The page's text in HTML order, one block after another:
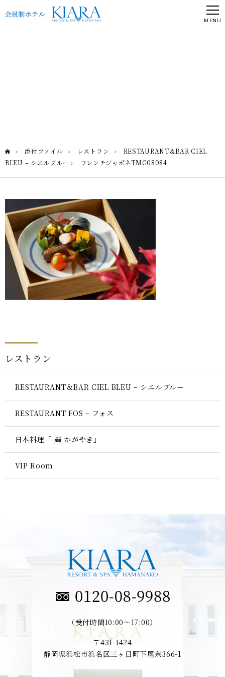
MENU
> 添付ファイル > レストラン >
RESTAURANT＆BAR CIEL
BLEU – シエルブルー > フレンチジャポネTMG08084
レストラン
RESTAURANT＆BAR CIEL BLEU – シエルブルー
RESTAURANT FOS – フォス
日本料理「 輝 かがやき」
VIP Room
（受付時間10:00～17:00）
〒431-1424
静岡県浜松市浜名区三ヶ日町下尾奈366-1